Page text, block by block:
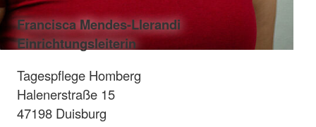
Francisca Mendes-Llerandi
Einrichtungsleiterin
Tagespflege Homberg
Halenerstraße 15
47198 Duisburg